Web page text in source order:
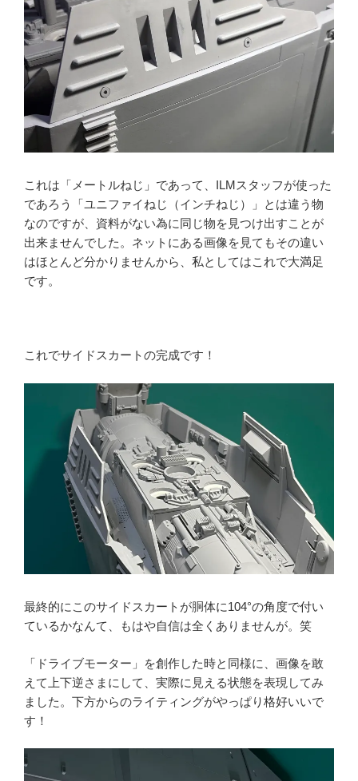
これは「メートルねじ」であって、ILMスタッフが使った
であろう「ユニファイねじ（インチねじ）」とは違う物
なのですが、資料がない為に同じ物を見つけ出すことが
出来ませんでした。ネットにある画像を見てもその違い
はほとんど分かりませんから、私としてはこれで大満足
です。
これでサイドスカートの完成です！
最終的にこのサイドスカートが胴体に104°の角度で付い
ているかなんて、もはや自信は全くありませんが。笑
「ドライブモーター」を創作した時と同様に、画像を敢
えて上下逆さまにして、実際に見える状態を表現してみ
ました。下方からのライティングがやっぱり格好いいで
す！